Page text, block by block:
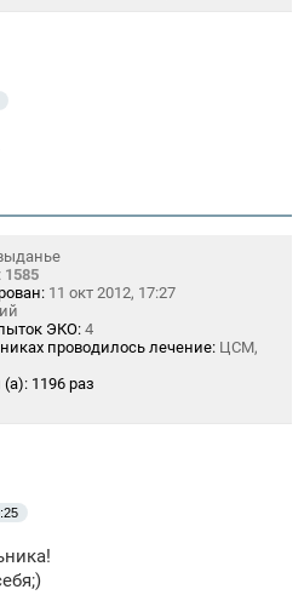
1585
11 окт 2012, 17:27
ЭКО: 4
проводилось лечение: ЦСМ,
(а): 1196 раз